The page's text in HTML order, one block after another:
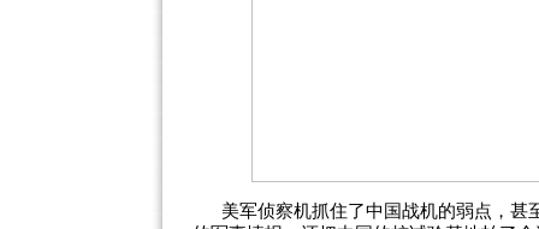
美军侦察机抓住了中国战机的弱点，